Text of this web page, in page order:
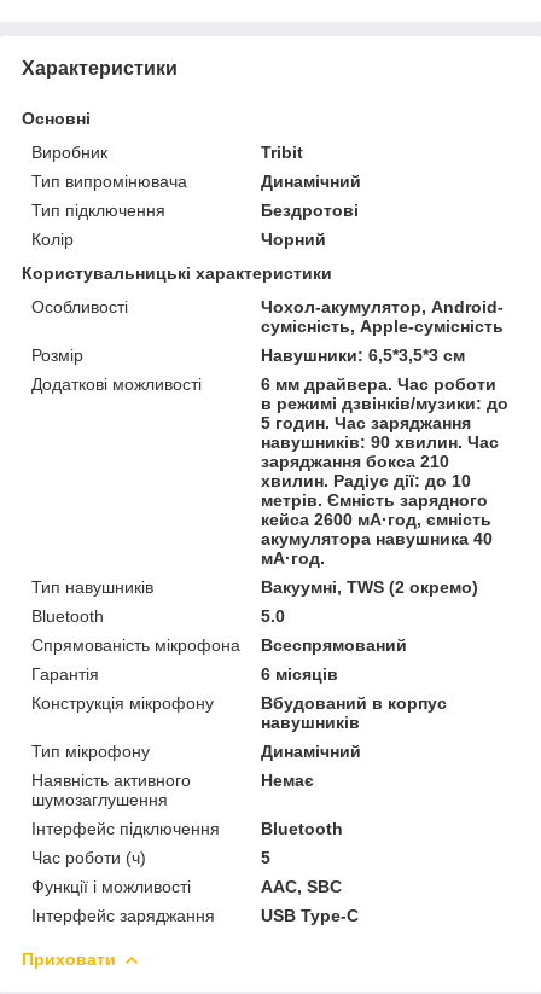
Характеристики
Основні
Виробник
Tribit
Тип випромінювача
Динамічний
Тип підключення
Бездротові
Колір
Чорний
Користувальницькі характеристики
Особливості
Чохол-акумулятор, Android-
сумісність, Apple-сумісність
Розмір
Навушники: 6,5*3,5*3 см
Додаткові можливості
6 мм драйвера. Час роботи
в режимі дзвінків/музики: до
5 годин. Час заряджання
навушників: 90 хвилин. Час
заряджання бокса 210
хвилин. Радіус дії: до 10
метрів. Ємність зарядного
кейса 2600 мА·год, ємність
акумулятора навушника 40
мА·год.
Тип навушників
Вакуумні, TWS (2 окремо)
Bluetooth
5.0
Спрямованість мікрофона
Всеспрямований
Гарантія
6 місяців
Конструкція мікрофону
Вбудований в корпус
навушників
Тип мікрофону
Динамічний
Наявність активного
шумозаглушення
Немає
Інтерфейс підключення
Bluetooth
Час роботи (ч)
5
Функції і можливості
AAC, SBC
Інтерфейс заряджання
USB Type-C
Приховати